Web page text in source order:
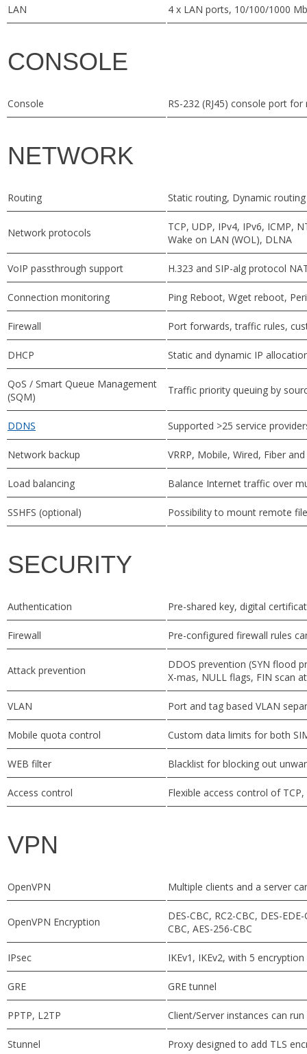
LAN 4 x LAN ports, 10/100/1000
CONSOLE
Console RS-232 (RJ45) console port
NETWORK
Routing Static routing, Dynamic routing
Network protocols
TCP, UDP, IPv4, IPv6, ICMP,
Wake on LAN (WOL), DLNA
VoIP passthrough support H.323 and SIP-alg protocol
Connection monitoring Ping Reboot, Wget reboot,
Firewall Port forwards, traffic rules,
DHCP Static and dynamic IP
QoS / Smart Queue Management
(SQM)
Traffic priority queuing by
DDNS Supported >25 service
Network backup VRRP, Mobile, Wired, Fiber
Load balancing Balance Internet traffic over
SSHFS (optional) Possibility to mount remote
SECURITY
Authentication Pre-shared key, digital
Firewall Pre-configured firewall rules
Attack prevention
DDOS prevention (SYN flood
X-mas, NULL flags, FIN scan
VLAN Port and tag based VLAN
Mobile quota control Custom data limits for both
WEB filter Blacklist for blocking out
Access control Flexible access control of
VPN
OpenVPN Multiple clients and a server
OpenVPN Encryption
DES-CBC, RC2-CBC, DES-
CBC, AES-256-CBC
IPsec IKEv1, IKEv2, with 5
GRE GRE tunnel
PPTP, L2TP Client/Server instances can
Stunnel Proxy designed to add TLS